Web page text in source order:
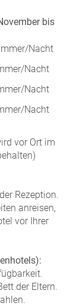
bis
Nacht
Nacht
Nacht
Nacht
vor Ort im
Rezeption.
anreisen,
vor Ihrer
der Eltern.